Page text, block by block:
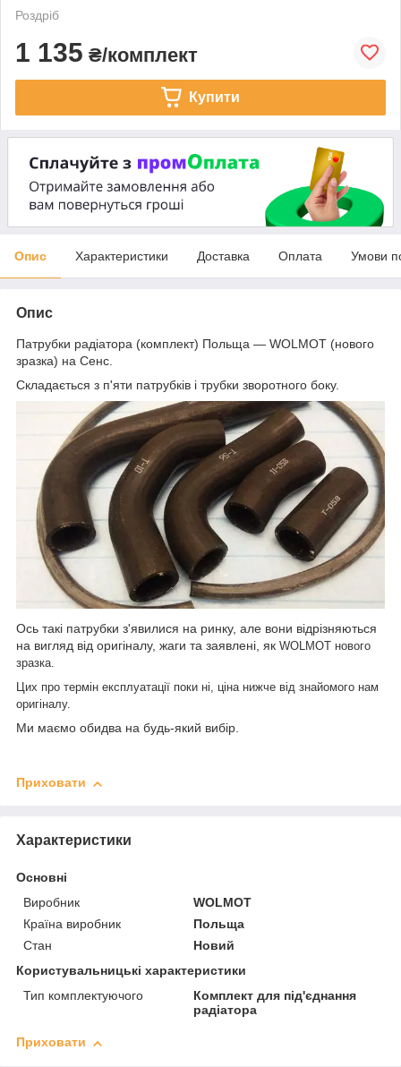
Роздріб
1 135 ₴/комплект
Купити
Опис Характеристики Доставка Оплата Умови
Опис
Патрубки радіатора (комплект) Польща — WOLMOT (нового
зразка) на Сенс.
Складається з п'яти патрубків і трубки зворотного боку.
Ось такі патрубки з'явилися на ринку, але вони відрізняються
на вигляд від оригіналу, жаги та заявлені, як WOLMOT нового
зразка.
Цих про термін експлуатації поки ні, ціна нижче від знайомого нам
оригіналу.
Ми маємо обидва на будь-який вибір.
Приховати
Характеристики
Основні
Виробник
WOLMOT
Країна виробник
Польща
Стан
Новий
Користувальницькі характеристики
Тип комплектуючого
Комплект для під'єднання
радіатора
Приховати